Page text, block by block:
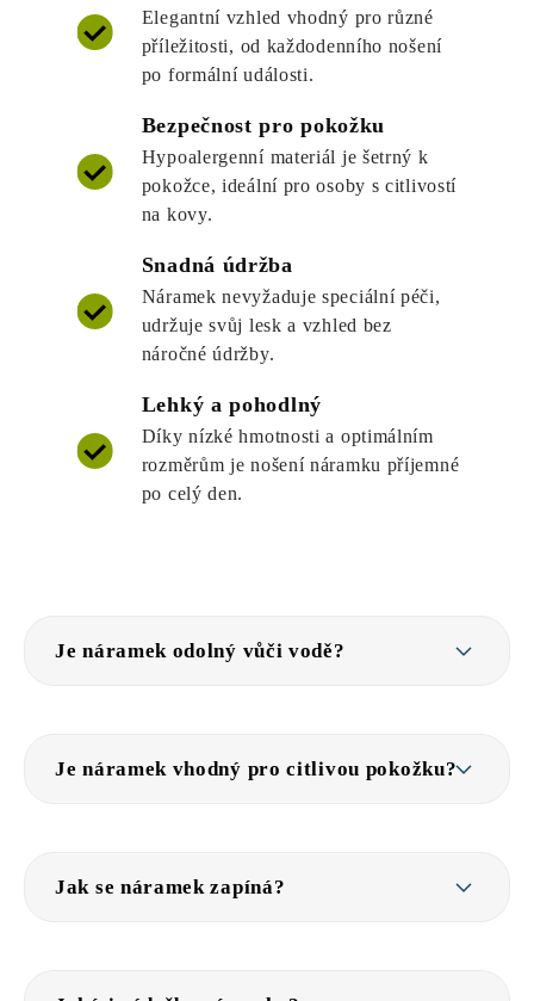
Elegantní vzhled vhodný pro různé
příležitosti, od každodenního nošení
po formální události.
Bezpečnost pro pokožku
Hypoalergenní materiál je šetrný k
pokožce, ideální pro osoby s citlivostí
na kovy.
Snadná údržba
Náramek nevyžaduje speciální péči,
udržuje svůj lesk a vzhled bez
náročné údržby.
Lehký a pohodlný
Díky nízké hmotnosti a optimálním
rozměrům je nošení náramku příjemné
po celý den.
Je náramek odolný vůči vodě?
Je náramek vhodný pro citlivou pokožku?
Jak se náramek zapíná?